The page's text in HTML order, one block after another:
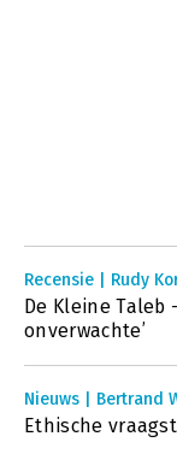
Recensie | Rudy
De Kleine Taleb
onverwachte’
Nieuws | Bertrand
Ethische